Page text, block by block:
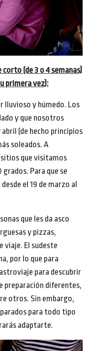
(de 3 o 4 semanas)
primera vez):
lluvioso y húmedo. Los
y que nosotros
(de hecho principios
soleados. A
sitios que visitamos
Para que se
el 19 de marzo al
que les da asco
y pizzas,
viaje. El sudeste
por lo que para
para descubrir
preparación diferentes,
otros. Sin embargo,
para todo tipo
adaptarte.